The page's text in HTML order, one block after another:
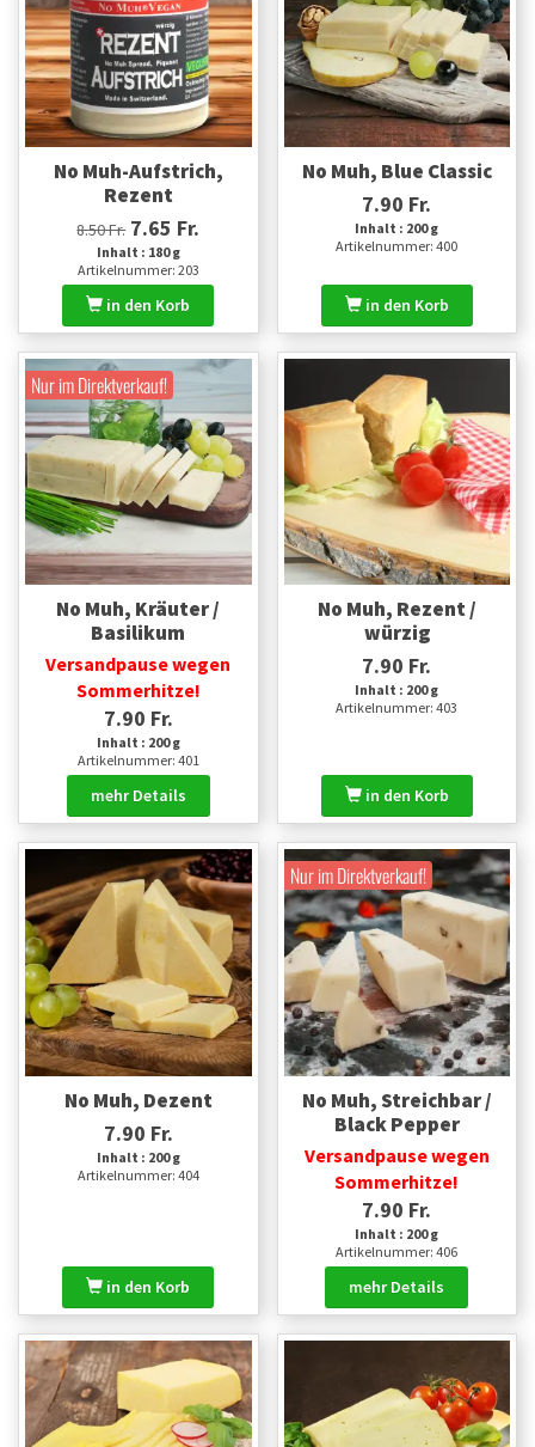
No Muh-Aufstrich,
Rezent
8.50 Fr. 7.65 Fr.
Inhalt : 180 g
Artikelnummer: 203
in den Korb
No Muh, Blue Classic
7.90 Fr.
Inhalt : 200 g
Artikelnummer: 400
in den Korb
Nur im Direktverkauf!
No Muh, Kräuter /
Basilikum
Versandpause wegen
Sommerhitze!
7.90 Fr.
Inhalt : 200 g
Artikelnummer: 401
mehr Details
No Muh, Rezent /
würzig
7.90 Fr.
Inhalt : 200 g
Artikelnummer: 403
in den Korb
No Muh, Dezent
7.90 Fr.
Inhalt : 200 g
Artikelnummer: 404
in den Korb
Nur im Direktverkauf!
No Muh, Streichbar /
Black Pepper
Versandpause wegen
Sommerhitze!
7.90 Fr.
Inhalt : 200 g
Artikelnummer: 406
mehr Details